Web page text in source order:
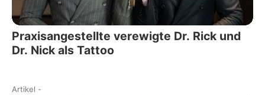
Praxisangestellte verewigte Dr. Rick und
Dr. Nick als Tattoo
Artikel -